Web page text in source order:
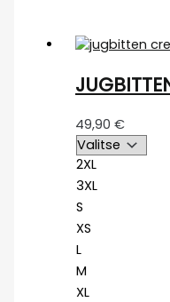
49,90€
2XL
3XL
S
XS
L
M
XL